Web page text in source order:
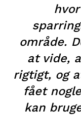
område.
at vide,
rigtigt, og
fået
kan